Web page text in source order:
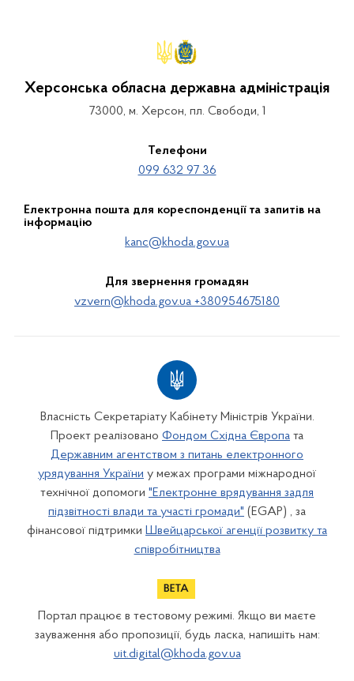
Херсонська обласна державна адміністрація
73000, м. Херсон, пл. Свободи, 1
Телефони
099 632 97 36
Електронна пошта для кореспонденції та запитів на
інформацію
kanc@khoda.gov.ua
Для звернення громадян
vzvern@khoda.gov.ua +380954675180
Власність Секретаріату Кабінету Міністрів України.
Проект реалізовано Фондом Східна Європа та
Державним агентством з питань електронного
урядування України у межах програми міжнародної
технічної допомоги "Електронне врядування задля
підзвітності влади та участі громади" (EGAP) , за
фінансової підтримки Швейцарської агенції розвитку та
співробітництва
Портал працює в тестовому режимі. Якщо ви маєте
зауваження або пропозиції, будь ласка, напишіть нам:
uit.digital@khoda.gov.ua